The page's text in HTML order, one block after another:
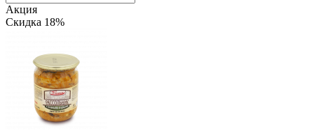
Акция
Скидка 18%